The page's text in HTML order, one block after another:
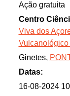
Ação gratuita
Centro
Viva dos
Vulcanológico
Ginetes,
Datas:
16-08-2024